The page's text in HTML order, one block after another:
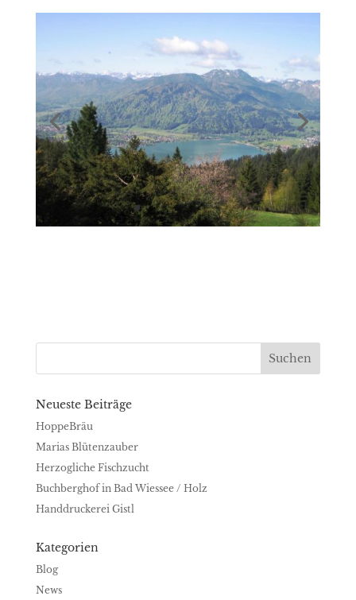
Neueste Beiträge
HoppeBräu
Marias Blütenzauber
Herzogliche Fischzucht
Buchberghof in Bad Wiessee / Holz
Handdruckerei Gistl
Kategorien
Blog
News